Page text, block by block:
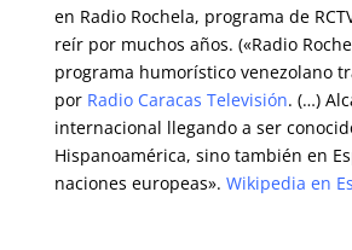
en Radio Rochela, programa de
reír por muchos años. («Radio
programa humorístico venezolano
por Radio Caracas Televisión. (…)
internacional llegando a ser
Hispanoamérica, sino también en
naciones europeas». Wikipedia en